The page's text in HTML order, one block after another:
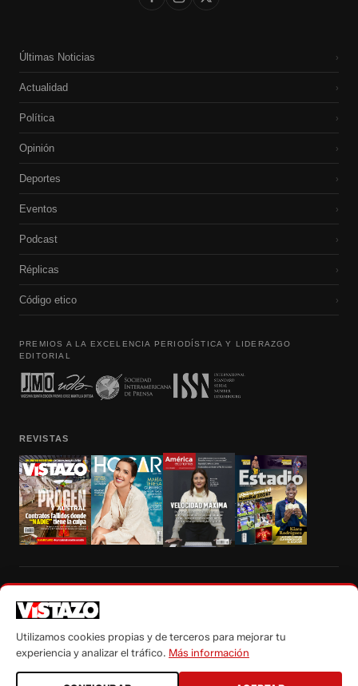
Últimas Noticias ›
Actualidad ›
Política ›
Opinión ›
Deportes ›
Eventos ›
Podcast ›
Réplicas ›
Código etico ›
PREMIOS A LA EXCELENCIA PERIODÍSTICA Y LIDERAZGO
EDITORIAL
REVISTAS
autorización escrita de su titular, de todos los contenidos de Vistazo.com.
Utilizamos cookies propias y de terceros para mejorar tu
experiencia y analizar el tráfico. Más información